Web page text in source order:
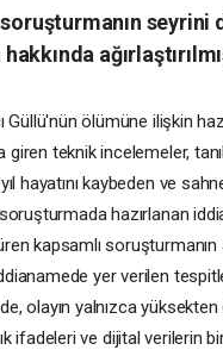
soruşturmanın
hakkında
Güllü'nün ölümüne ilişkin
giren teknik incelemeler,
hayatını kaybeden ve
hazırlanan
kapsamlı
yer verilen
olayın yalnızca
ifadeleri ve dijital verilerin